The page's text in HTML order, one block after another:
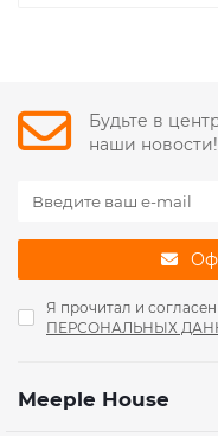
Будьте в
наши
Я прочитал и
ПЕРСОНАЛЬНЫХ
Meeple House